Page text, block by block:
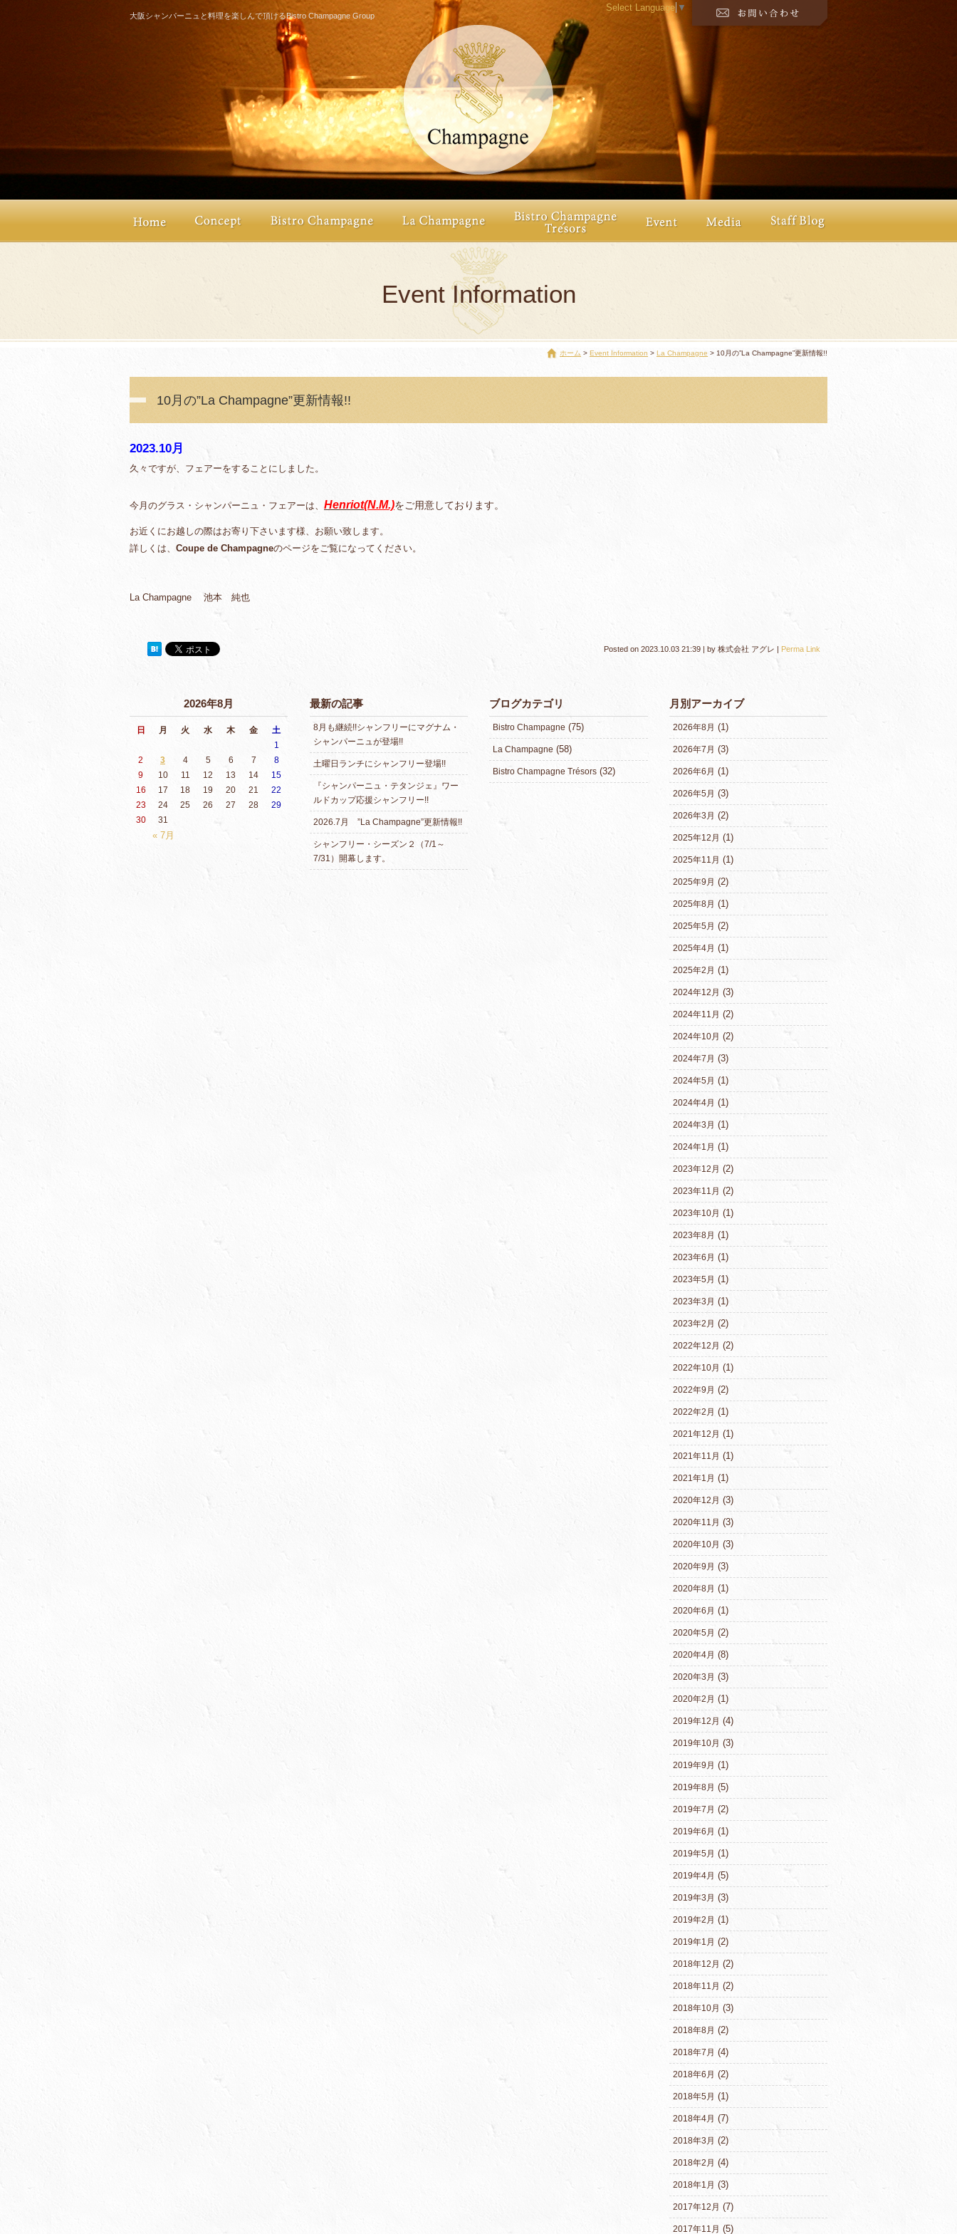
大阪シャンパーニュと料理を楽しんで頂けるBistro Champagne Group
Select Language ▼
Event Information
ホーム Event Information La Champagne 10月の”La Champagne”更新情報!!
10月の”La Champagne”更新情報!!
2023.10月
久々ですが、フェアーをすることにしました。
今月のグラス・シャンパーニュ・フェアーは、 Henriot(N.M.)をご用意しております。
お近くにお越しの際はお寄り下さいます様、お願い致します。
詳しくは、 Coupe de Champagneのページをご覧になってください。
La Champagne 池本 純也
Posted on 2023.10.03 21:39 | by 株式会社 アグレ | Perma Link
2026年8月
日 月 火 水 木 金 土
« 7月
1
2
3 4 5 6 7
8
9
10 11 12 13 14
15
16
17 18 19 20 21
22
23
24 25 26 27 28
29
30
31
最新の記事
8月も継続!!シャンフリーにマグナム・
シャンパーニュが登場!!
土曜日ランチにシャンフリー登場!!
『シャンパーニュ・テタンジェ』ワー
ルドカップ応援シャンフリー!!
2026.7月 ”La Champagne”更新情報!!
シャンフリー・シーズン２（7/1～
7/31）開幕します。
ブログカテゴリ
Bistro Champagne (75)
La Champagne (58)
Bistro Champagne Trésors (32)
月別アーカイブ
2026年8月 (1)
2026年7月 (3)
2026年6月 (1)
2026年5月 (3)
2026年3月 (2)
2025年12月 (1)
2025年11月 (1)
2025年9月 (2)
2025年8月 (1)
2025年5月 (2)
2025年4月 (1)
2025年2月 (1)
2024年12月 (3)
2024年11月 (2)
2024年10月 (2)
2024年7月 (3)
2024年5月 (1)
2024年4月 (1)
2024年3月 (1)
2024年1月 (1)
2023年12月 (2)
2023年11月 (2)
2023年10月 (1)
2023年8月 (1)
2023年6月 (1)
2023年5月 (1)
2023年3月 (1)
2023年2月 (2)
2022年12月 (2)
2022年10月 (1)
2022年9月 (2)
2022年2月 (1)
2021年12月 (1)
2021年11月 (1)
2021年1月 (1)
2020年12月 (3)
2020年11月 (3)
2020年10月 (3)
2020年9月 (3)
2020年8月 (1)
2020年6月 (1)
2020年5月 (2)
2020年4月 (8)
2020年3月 (3)
2020年2月 (1)
2019年12月 (4)
2019年10月 (3)
2019年9月 (1)
2019年8月 (5)
2019年7月 (2)
2019年6月 (1)
2019年5月 (1)
2019年4月 (5)
2019年3月 (3)
2019年2月 (1)
2019年1月 (2)
2018年12月 (2)
2018年11月 (2)
2018年10月 (3)
2018年8月 (2)
2018年7月 (4)
2018年6月 (2)
2018年5月 (1)
2018年4月 (7)
2018年3月 (2)
2018年2月 (4)
2018年1月 (3)
2017年12月 (7)
2017年11月 (5)